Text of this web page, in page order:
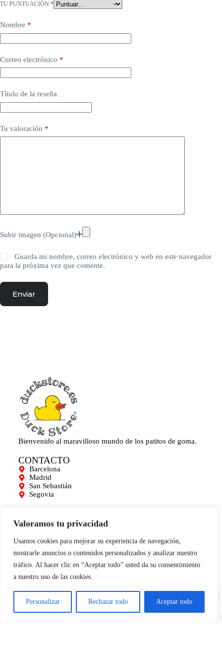
Valoramos tu privacidad
Usamos cookies para mejorar su experiencia de navegación,
mostrarle anuncios o contenidos personalizados y analizar nuestro
tráfico. Al hacer clic en “Aceptar todo” usted da su consentimiento
a nuestro uso de las cookies.
Personalizar Rechazar todo Aceptar todo
TU PUNTUACIÓN *
Nombre *
Correo electrónico *
Título de la reseña
Tu valoración *
Subir imagen (Opcional)
Guarda mi nombre, correo electrónico y web en este navegador
para la próxima vez que comente.
Enviar
Bienvenido al maravilloso mundo de los patitos de goma.
CONTACTO
Barcelona
Madrid
San Sebastián
Segovia
Mi cuenta
Para empresas
Limpieza de Patitos
Blog
INFORMACIÓN
Términos y condiciones
Política de cookies